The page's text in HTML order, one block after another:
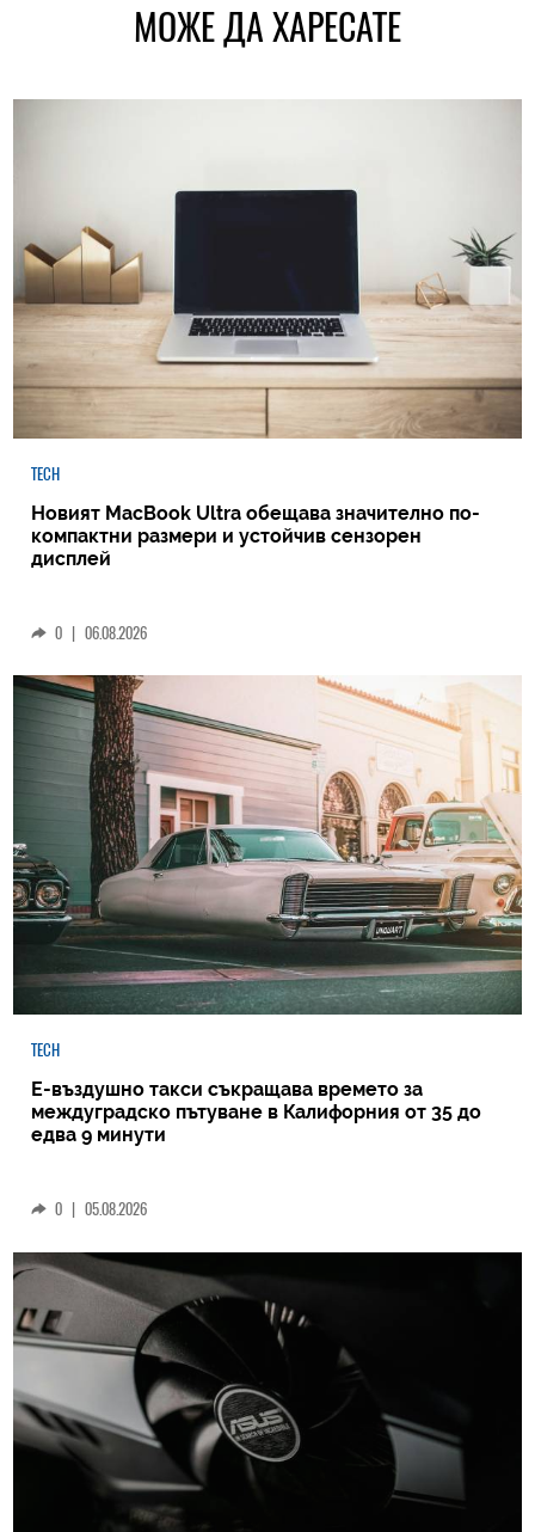
МОЖЕ ДА ХАРЕСАТЕ
TECH
Новият MacBook Ultra обещава значително по-
компактни размери и устойчив сензорен
дисплей
0 | 06.08.2026
TECH
Е-въздушно такси съкращава времето за
междуградско пътуване в Калифорния от 35 до
едва 9 минути
0 | 05.08.2026